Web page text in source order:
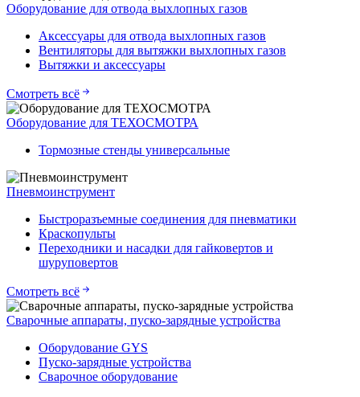
Оборудование для отвода выхлопных газов
Аксессуары для отвода выхлопных газов
Вентиляторы для вытяжки выхлопных газов
Вытяжки и аксессуары
Смотреть всё
Оборудование для ТЕХОСМОТРА
Тормозные стенды универсальные
Пневмоинструмент
Быстроразъемные соединения для пневматики
Краскопульты
Переходники и насадки для гайковертов и
шуруповертов
Смотреть всё
Сварочные аппараты, пуско-зарядные устройства
Оборудование GYS
Пуско-зарядные устройства
Сварочное оборудование